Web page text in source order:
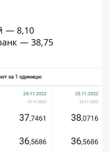
— 8,10
— 38,75